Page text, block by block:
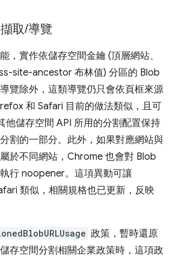
取/導覽
，實作依儲存空間金鑰 (頂層網站、
site-ancestor 布林值) 分區的 Blob
覽除外，這類導覽仍只會依頁框來源
和 Safari 目前的做法類似，且可
他儲存空間 API 所用的分割配置保持
割的一部分。此外，如果對應網站與
於不同網站，Chrome 也會對 Blob
行 noopener。這項異動可讓
類似，相關規格也已更新，反映
政策，暫時還原
存空間分割相關企業政策時，這項政